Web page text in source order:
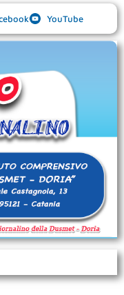
YouTube